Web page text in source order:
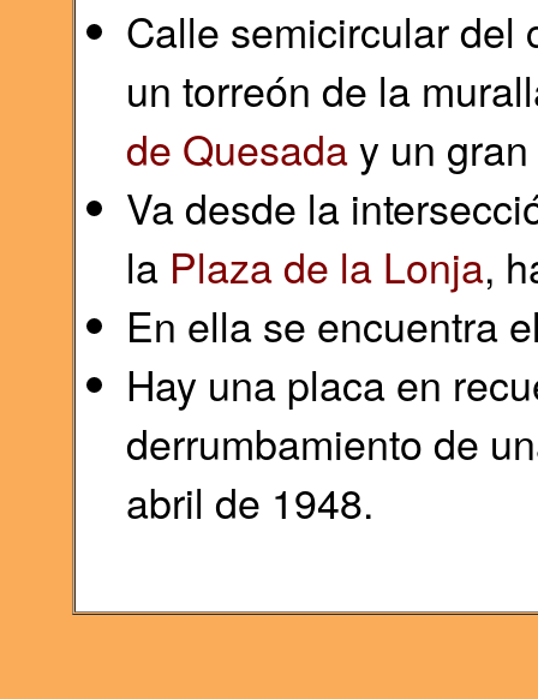
Calle semicircular del
un torreón de la
de Quesaday un gran
Va desde la
la Plaza de la Lonja,
En ella se encuentra
Hay una placa en
derrumbamiento de
abril de 1948.